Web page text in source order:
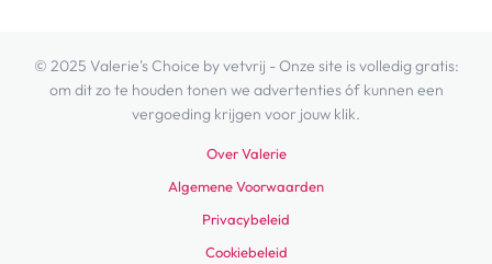
© 2025 Valerie's Choice by vetvrij - Onze site is volledig gratis:
om dit zo te houden tonen we advertenties óf kunnen een
vergoeding krijgen voor jouw klik.
Over Valerie
Algemene Voorwaarden
Privacybeleid
Cookiebeleid